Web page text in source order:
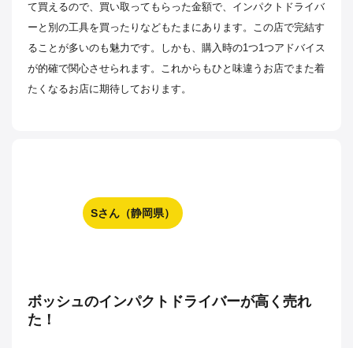
て買えるので、買い取ってもらった金額で、インパクトドライバ
ーと別の工具を買ったりなどもたまにあります。この店で完結す
ることが多いのも魅力です。しかも、購入時の1つ1つアドバイス
が的確で関心させられます。これからもひと味違うお店でまた着
たくなるお店に期待しております。
Sさん（静岡県）
ボッシュのインパクトドライバーが高く売れ
た！